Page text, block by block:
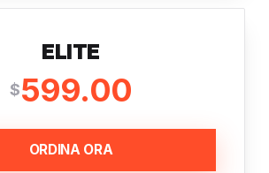
ELITE
$599.00
ORDINA ORA